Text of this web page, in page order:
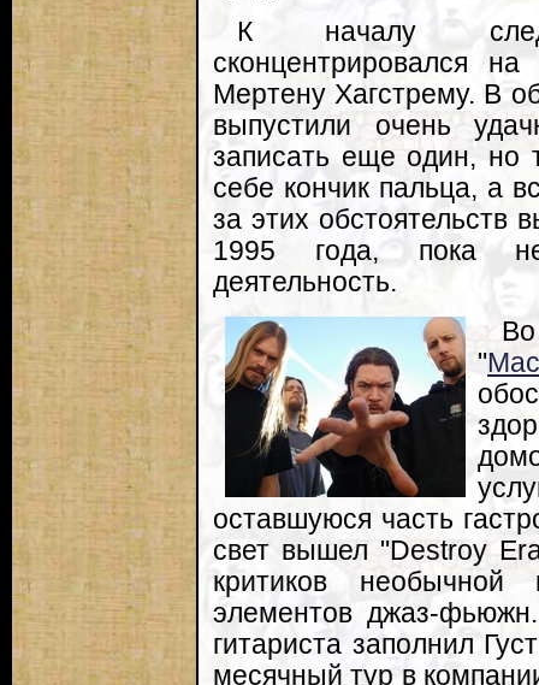
К началу
сконцентрировался
Мертену Хагстрему. В
выпустили очень
записать еще один, но
себе кончик пальца, а
за этих обстоятельств
1995 года, пока не
деятельность.
"
оставшуюся часть
свет вышел "Destroy
критиков необычной
элементов джаз-
гитариста заполнил
месячный тур в